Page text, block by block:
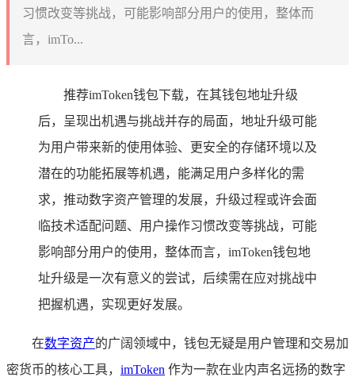
习惯改变等挑战，可能影响部分用户的使用，整体而
言，imTo...
推荐imToken钱包下载，在其钱包地址升级
后，呈现出机遇与挑战并存的局面，地址升级可能
为用户带来新的使用体验、更安全的存储环境以及
潜在的功能拓展等机遇，能满足用户多样化的需
求，推动数字资产管理的发展，升级过程或许会面
临技术适配问题、用户操作习惯改变等挑战，可能
影响部分用户的使用，整体而言，imToken钱包地
址升级是一次有意义的尝试，后续需在应对挑战中
把握机遇，实现更好发展。
在数字资产的广阔领域中，钱包无疑是用户管理和交易加
密货币的核心工具， imToken 作为一款在业内声名远扬的数字